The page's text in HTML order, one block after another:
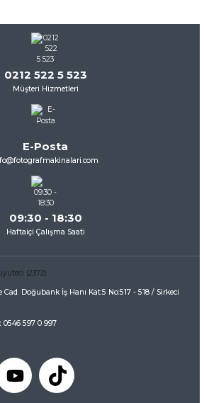
noktaları öneri formunu
teşekkür ederiz.
bozuk veya görüntülenemiyor.
eksik bilgiler bulunuyor.
daha pahalı.
0212 522 5 523
Müşteri Hizmetleri
E-Posta
09:30 - 18:30
Haftaiçi Çalışma Saati
Doğubank İş Hanı Kat:5 No:517 - 518 / Sirkeci
0546 597 0 997